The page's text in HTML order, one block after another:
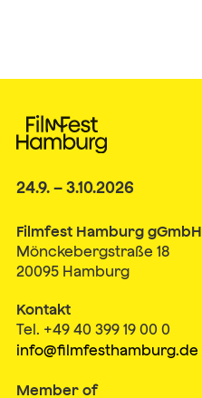
24.9. – 3.10.2026
Filmfest Hamburg gGmbH
Mönckebergstraße 18
20095 Hamburg
Kontakt
Tel. +49 40 399 19 00 0
info@filmfesthamburg.de
Member of